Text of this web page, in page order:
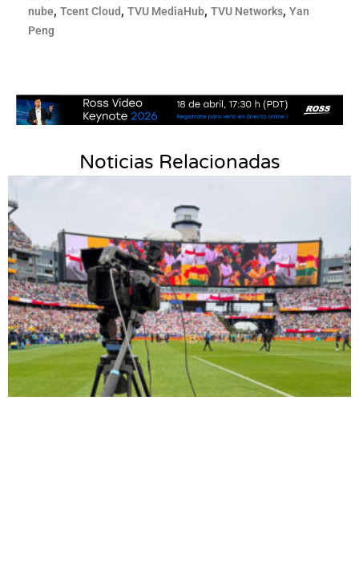
nube, Tcent Cloud, TVU MediaHub, TVU Networks, Yan
Peng
Noticias Relacionadas